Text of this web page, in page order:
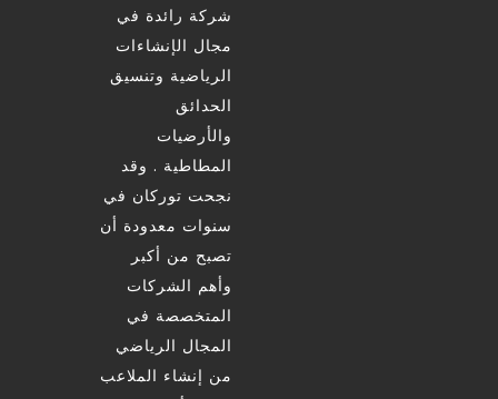
شركة رائدة في
مجال الإنشاءات
الرياضية وتنسيق
الحدائق
والأرضيات
المطاطية . وقد
نجحت توركان في
سنوات معدودة أن
تصبح من أكبر
وأهم الشركات
المتخصصة في
المجال الرياضي
من إنشاء الملاعب